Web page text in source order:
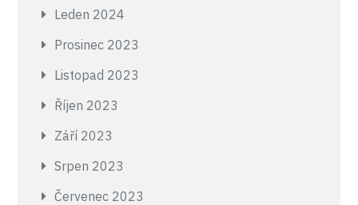
Leden 2024
Prosinec 2023
Listopad 2023
Říjen 2023
Září 2023
Srpen 2023
Červenec 2023